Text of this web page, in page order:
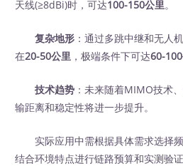
天线(≥8dBi)时，可达100-150公里。
复杂地形 ：通过多跳中继和无人
在20-50公里 ，极端条件下可达60-
技术趋势 ：未来随着MIMO技术
输距离和稳定性将进一步提升。
实际应用中需根据具体需求选择
结合环境特点进行链路预算和实测验证